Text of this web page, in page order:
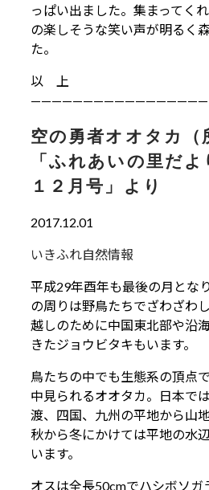
っぱい出ました。集まってく
の楽しそうな笑い声が明るく
た。
以 上
空の勇者オオタカ（
「ふれあいの里だ
１２月号」より
2017.12.01
いきふれ自然情報
平成29年酉年も最後の月とな
の周りは野鳥たちでざわざわ
越しのために中国東北部や沿
きたジョウビタキもいます。
鳥たちの中でも生態系の頂点
中見られるオオタカ。日本で
渡、四国、九州の平地から山
秋から冬にかけては平地の水
います。
オスは全長50cmでハシボソガ